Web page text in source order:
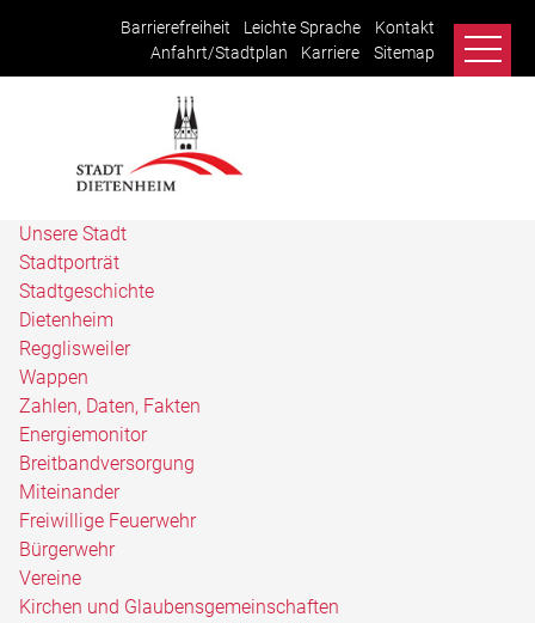
Barrierefreiheit Leichte Sprache
Kontakt
Anfahrt/Stadtplan
Karriere Sitemap
Unsere Stadt
Stadtporträt
Stadtgeschichte
Dietenheim
Regglisweiler
Wappen
Zahlen, Daten, Fakten
Energiemonitor
Breitbandversorgung
Miteinander
Freiwillige Feuerwehr
Bürgerwehr
Vereine
Kirchen und Glaubensgemeinschaften